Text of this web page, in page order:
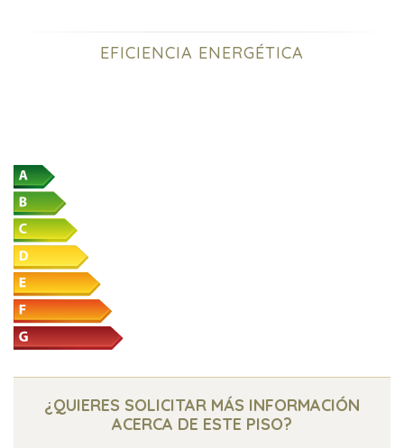
EFICIENCIA ENERGÉTICA
¿QUIERES SOLICITAR MÁS INFORMACIÓN
ACERCA DE ESTE PISO?